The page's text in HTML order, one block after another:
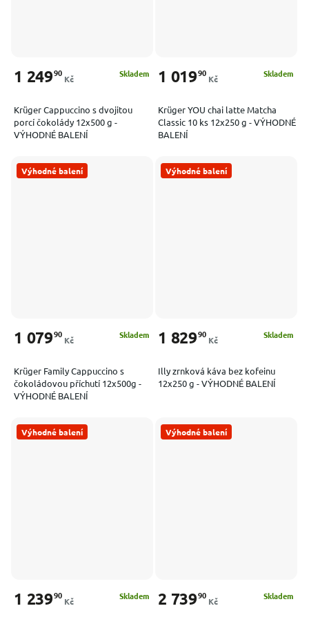
Krüger Cappuccino s dvojitou
porcí čokolády 12x500 g -
VÝHODNÉ BALENÍ
Skladem
1 24990
Kč
Krüger YOU chai latte Matcha
Classic 10 ks 12x250 g - VÝHODNÉ
BALENÍ
Skladem
1 01990
Kč
Výhodné balení
Krüger Family Cappuccino s
čokoládovou příchutí 12x500g -
VÝHODNÉ BALENÍ
Skladem
1 07990
Kč
Výhodné balení
Illy zrnková káva bez kofeinu
12x250 g - VÝHODNÉ BALENÍ
Skladem
1 82990
Kč
Výhodné balení
Skladem
1 23990
Kč
Výhodné balení
Skladem
2 73990
Kč